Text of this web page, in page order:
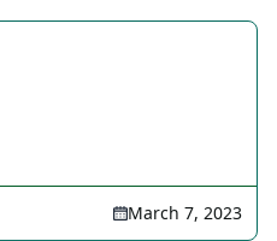
March 7, 2023